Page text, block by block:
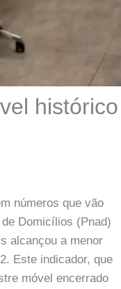
histórico
números que vão
Domicílios (Pnad)
alcançou a menor
Este indicador, que
móvel encerrado